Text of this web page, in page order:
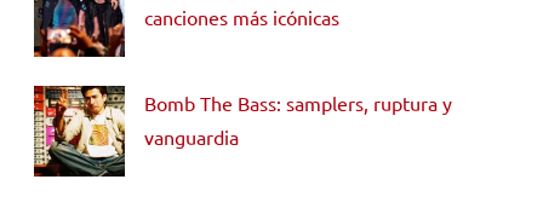
canciones más icónicas
Bomb The Bass: samplers, ruptura y
vanguardia